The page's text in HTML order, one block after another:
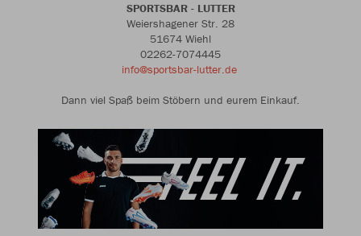
SPORTSBAR - LUTTER
Weiershagener Str. 28
51674 Wiehl
02262-7074445
info@sportsbar-lutter.de
Dann viel Spaß beim Stöbern und eurem Einkauf.